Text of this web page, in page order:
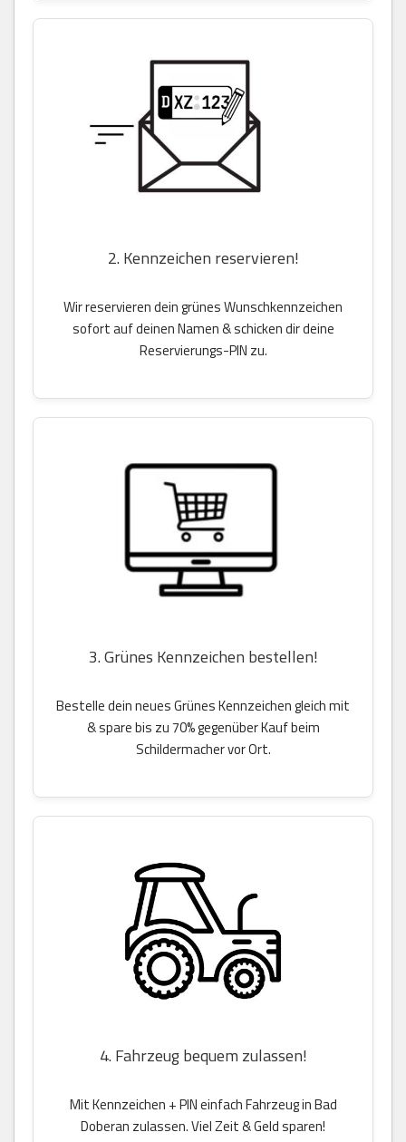
2. Kennzeichen reservieren!
Wir reservieren dein grünes Wunschkennzeichen
sofort auf deinen Namen & schicken dir deine
Reservierungs-PIN zu.
3. Grünes Kennzeichen bestellen!
Bestelle dein neues Grünes Kennzeichen gleich mit
& spare bis zu 70% gegenüber Kauf beim
Schildermacher vor Ort.
4. Fahrzeug bequem zulassen!
Mit Kennzeichen + PIN einfach Fahrzeug in Bad
Doberan zulassen. Viel Zeit & Geld sparen!